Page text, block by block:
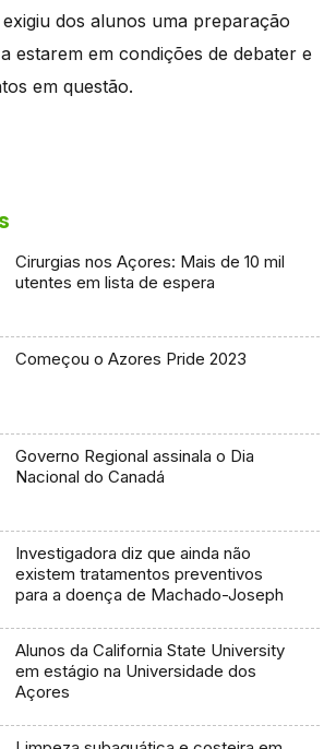
dos alunos uma preparação
estarem em condições de debater e
em questão.
Cirurgias nos Açores: Mais de 10 mil
utentes em lista de espera
Começou o Azores Pride 2023
Governo Regional assinala o Dia
Nacional do Canadá
Investigadora diz que ainda não
existem tratamentos preventivos
para a doença de Machado-Joseph
Alunos da California State University
em estágio na Universidade dos
Açores